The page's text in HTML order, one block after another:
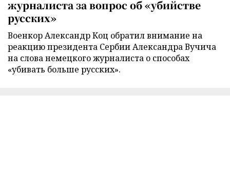
журналиста за вопрос об «убийстве
русских»
Военкор Александр Коц обратил внимание на
реакцию президента Сербии Александра Вучича
на слова немецкого журналиста о способах
«убивать больше русских».